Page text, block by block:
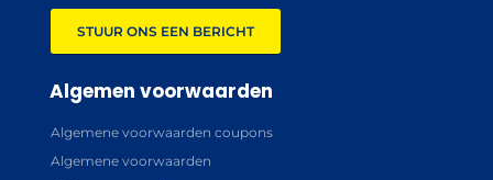
STUUR ONS EEN BERICHT
Algemen voorwaarden
Algemene voorwaarden coupons
Algemene voorwaarden